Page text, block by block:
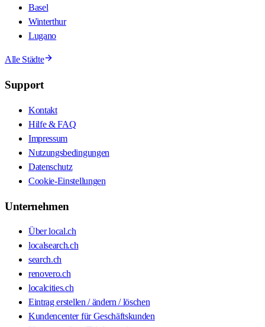
Basel
Winterthur
Lugano
Alle Städte
Support
Kontakt
Hilfe & FAQ
Impressum
Nutzungsbedingungen
Datenschutz
Cookie-Einstellungen
Unternehmen
Über local.ch
localsearch.ch
search.ch
renovero.ch
localcities.ch
Eintrag erstellen / ändern / löschen
Kundencenter für Geschäftskunden